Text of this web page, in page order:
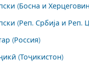
(Босна и
(Реп. Србија и Реп.
(Россия)
(Тоҷикистон)